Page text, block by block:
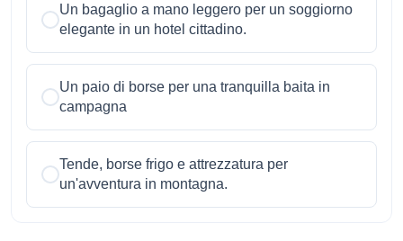
Un bagaglio a mano leggero per un soggiorno
elegante in un hotel cittadino.
Un paio di borse per una tranquilla baita in
campagna
Tende, borse frigo e attrezzatura per
un'avventura in montagna.